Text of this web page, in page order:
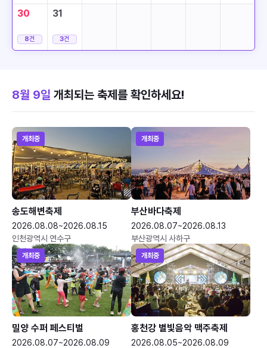
30
8건
31
3건
8월 9일 개최되는 축제를 확인하세요!
개최중
송도해변축제
2026.08.08~2026.08.15
인천광역시 연수구
개최중
부산바다축제
2026.08.07~2026.08.13
부산광역시 사하구
개최중
밀양 수퍼 페스티벌
2026.08.07~2026.08.09
개최중
홍천강 별빛음악 맥주축제
2026.08.05~2026.08.09